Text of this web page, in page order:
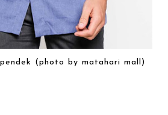
(photo by matahari mall)